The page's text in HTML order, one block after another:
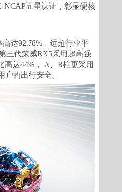
NCAP五星认证，彰显硬核
达92.78%，远超行业平
三代荣威RX5采用超高强
高达44%， A、B柱更采用
的出行安全。